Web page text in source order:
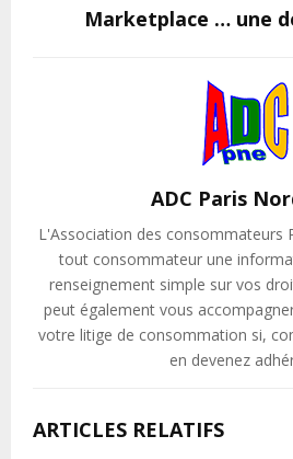
Marketplace … une
ADC Paris
L'Association des consommateurs
tout consommateur une
renseignement simple sur vos
peut également vous
votre litige de consommation si,
en devenez
ARTICLES RELATIFS